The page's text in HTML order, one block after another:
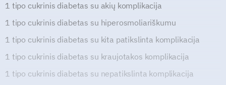
1 tipo cukrinis diabetas su akių komplikacija
1 tipo cukrinis diabetas su hiperosmoliariškumu
1 tipo cukrinis diabetas su kita patikslinta komplikacija
1 tipo cukrinis diabetas su kraujotakos komplikacija
1 tipo cukrinis diabetas su nepatikslinta komplikacija